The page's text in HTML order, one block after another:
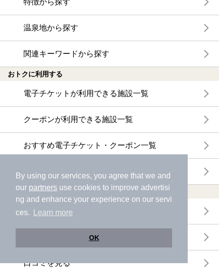
By using our services, you agree that we and
our partners use cookies to improve advertisi
ng and enhance your experience on our servi
ces.
Learn more
OK
特徴から探す
温泉地から探す
関連キーワードから探す
おトクに利用する
電子チケットが利用できる施設一覧
クーポンが利用できる施設一覧
おすすめ電子チケット・クーポン一覧
今月の新着電子チケット・クーポン一覧
特集・ニュース
ニフティ温泉ニュース
口コミを見る